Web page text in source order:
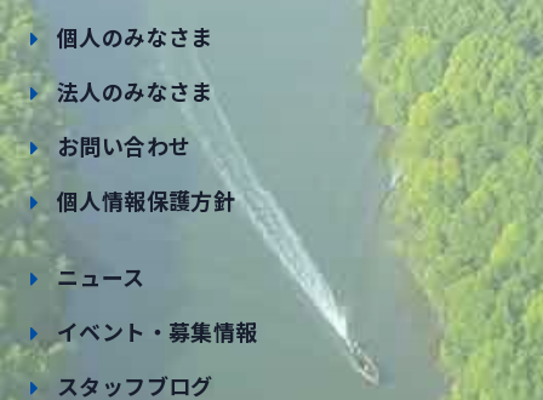
個人のみなさま
法人のみなさま
お問い合わせ
個人情報保護方針
ニュース
イベント・募集情報
スタッフブログ